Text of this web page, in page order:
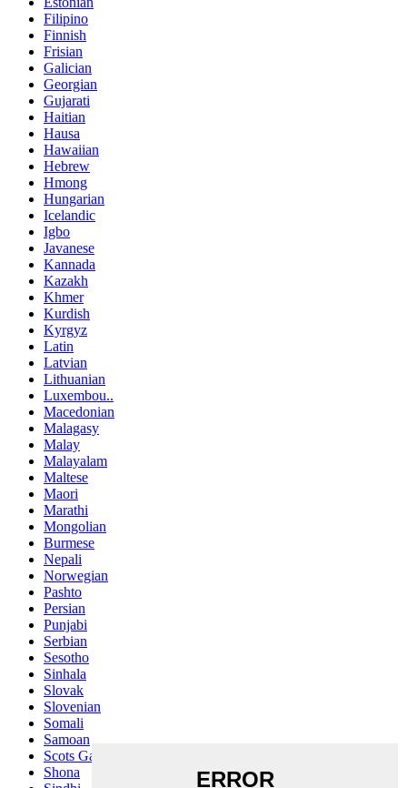
Filipino
Finnish
Frisian
Galician
Georgian
Gujarati
Haitian
Hausa
Hawaiian
Hebrew
Hmong
Hungarian
Icelandic
Igbo
Javanese
Kannada
Kazakh
Khmer
Kurdish
Kyrgyz
Latin
Latvian
Lithuanian
Luxembou..
Macedonian
Malagasy
Malay
Malayalam
Maltese
Maori
Marathi
Mongolian
Burmese
Nepali
Norwegian
Pashto
Persian
Punjabi
Serbian
Sesotho
Sinhala
Slovak
Slovenian
Somali
Samoan
Scots Gaelic
Shona